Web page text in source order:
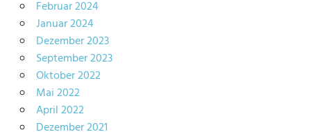
Februar 2024
Januar 2024
Dezember 2023
September 2023
Oktober 2022
Mai 2022
April 2022
Dezember 2021